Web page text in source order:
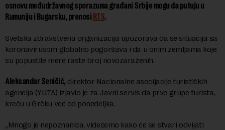
osnovu međudržavnog sporazuma građani Srbije mogu da putuju u
Rumuniju i Bugarsku, prenosi RTS.
Svetska zdravstvena organizacija upozorava da se situacija sa
koronavirusom globalno pogoršava i da u onim zemljama koje
su popustile mere raste broj novozaraženih.
Aleksandar Seničić, direktor Nacionalne asocijacije turističkih
agencija (YUTA) izjavio je za Javni servis da prve grupe turista,
kreću u Grčku već od ponedeljka.
„Mnogo je nepoznanica, videćemo kako će se stvari odvijati